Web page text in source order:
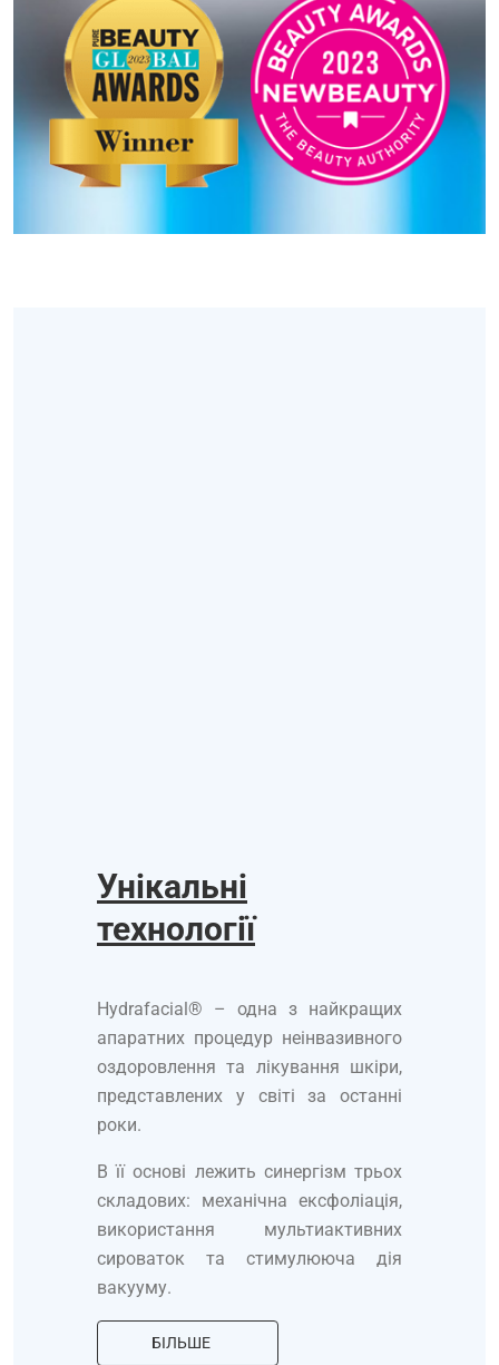
Унікальні
технології
Hydrafacial® – одна з найкращих
апаратних процедур неінвазивного
оздоровлення та лікування шкіри,
представлених у світі за останні
роки.
В її основі лежить синергізм трьох
складових: механічна ексфоліація,
використання мультиактивних
сироваток та стимулююча дія
вакууму.
БІЛЬШЕ